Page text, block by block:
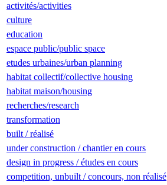
activités/activities
culture
education
espace public/public space
etudes urbaines/urban planning
habitat collectif/collective housing
habitat maison/housing
recherches/research
transformation
built / réalisé
under construction / chantier en cours
design in progress / études en cours
competition, unbuilt / concours, non réalisé